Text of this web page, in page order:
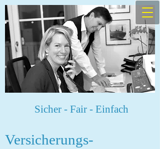
Sicher - Fair - Einfach
Versicherungs-